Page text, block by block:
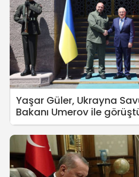
Yaşar Güler, Ukrayna
Bakanı Umerov ile